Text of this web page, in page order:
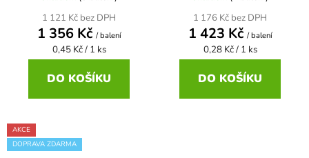
1 121 Kč bez DPH
1 356 Kč / balení
Měrná
cena:
0,45 Kč / 1 ks
DO KOŠÍKU
1 176 Kč bez DPH
1 423 Kč / balení
Měrná
cena:
0,28 Kč / 1 ks
DO KOŠÍKU
AKCE
DOPRAVA ZDARMA